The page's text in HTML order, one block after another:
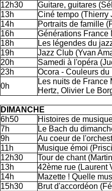
12h30
Guitare, guitares
13h
Ciné tempo (Thierry
14h
Portraits de famille
16h
Générations France
18h
Les légendes du
19h
Jazz Club (Yvan
20h
Samedi à l'opéra
23h
Ocora - Couleurs
0h
Les nuits de
Hertz, Olivier Le
DIMANCHE
6h50
Histoires de
7h
Le Bach du
9h
Au coeur de
11h
Musique émoi
12h30
Tour de chant
13h
42ème rue (Laurent
14h
Mazette ! Quelle
15h30
Brut d'accordéon